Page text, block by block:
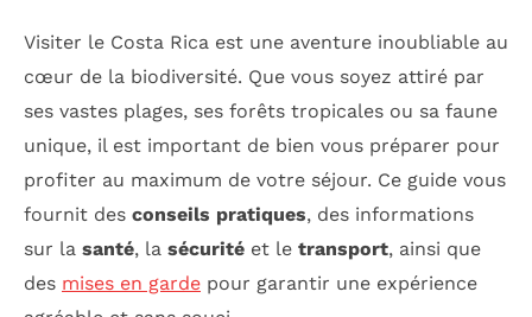
Visiter le Costa Rica est une aventure inoubliable au
cœur de la biodiversité. Que vous soyez attiré par
ses vastes plages, ses forêts tropicales ou sa faune
unique, il est important de bien vous préparer pour
profiter au maximum de votre séjour. Ce guide vous
fournit des conseils pratiques, des informations
sur la santé, la sécurité et le transport, ainsi que
des mises en garde pour garantir une expérience